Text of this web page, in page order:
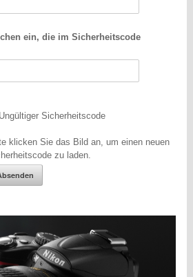
ein, die im Sicherheitscode
klicken Sie das Bild an, um einen neuen
zu laden.